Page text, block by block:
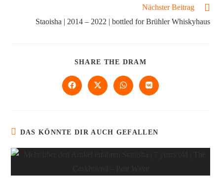
Nächster Beitrag
Staoisha | 2014 – 2022 | bottled for Brühler Whiskyhaus
SHARE THE DRAM
DAS KÖNNTE DIR AUCH GEFALLEN